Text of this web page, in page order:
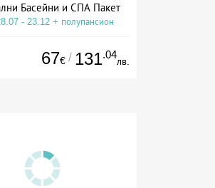
Басейни и СПА Пакет
- 23.12 + полупансион
67€ / 131.04
лв.